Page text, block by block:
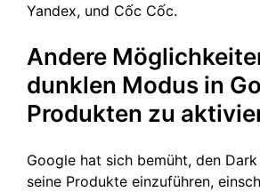
Yandex, und Cốc Cốc.
Andere
dunklen Modus in
Produkten zu
Google hat sich bemüht, den
seine Produkte einzuführen,